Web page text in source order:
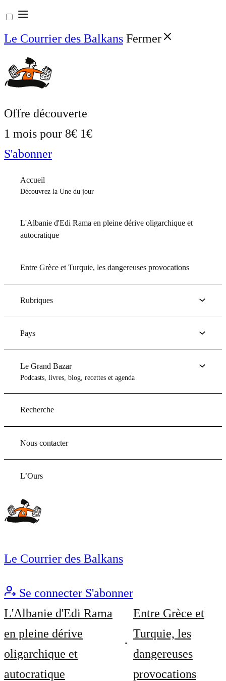
Aller
au
contenu
Le Courrier des Balkans Fermer
Offre découverte
1 mois pour 8€ 1€
S'abonner
Accueil
Découvrez la Une du jour
L'Albanie d'Edi Rama en pleine dérive oligarchique et
autocratique
Entre Grèce et Turquie, les dangereuses provocations
Rubriques
Pays
Le Grand Bazar
Podcasts, livres, blog, recettes et agenda
Recherche
Nous contacter
L’Ours
Le Courrier des Balkans
Se connecter S'abonner
L'Albanie d'Edi Rama
en pleine dérive
oligarchique et
autocratique
Entre Grèce et
Turquie, les
dangereuses
provocations